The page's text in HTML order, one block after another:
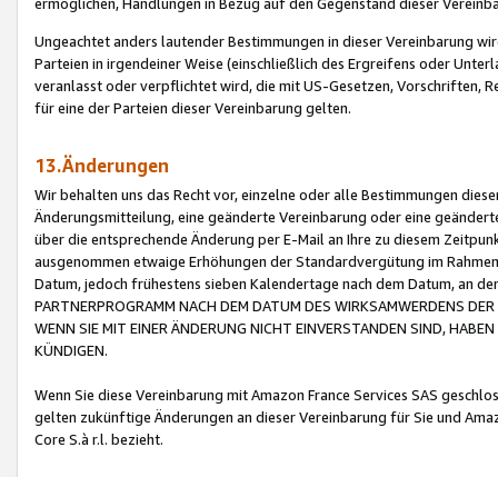
ermöglichen, Handlungen in Bezug auf den Gegenstand dieser
Ungeachtet anders lautender Bestimmungen in dieser Vereinbarung
Parteien in irgendeiner Weise (einschließlich des Ergreifens oder
veranlasst oder verpflichtet wird, die mit US-Gesetzen, Vorschriften,
für eine der Parteien dieser Vereinbarung gelten.
13.Änderungen
Wir behalten uns das Recht vor, einzelne oder alle Bestimmungen
Änderungsmitteilung, eine geänderte Vereinbarung oder eine
über die entsprechende Änderung per E-Mail an Ihre zu diesem
ausgenommen etwaige Erhöhungen der Standardvergütung im
Datum, jedoch frühestens sieben Kalendertage nach dem Datum, an
PARTNERPROGRAMM NACH DEM DATUM DES WIRKSAMWERDENS
WENN SIE MIT EINER ÄNDERUNG NICHT EINVERSTANDEN SIND,
KÜNDIGEN.
Wenn Sie diese Vereinbarung mit Amazon France Services SAS
gelten zukünftige Änderungen an dieser Vereinbarung für Sie und
Core S.à r.l. bezieht.